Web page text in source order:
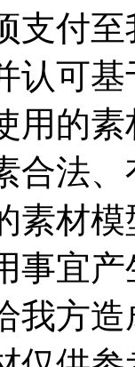
支付
认可
用的
合法
素材
事宜
我方